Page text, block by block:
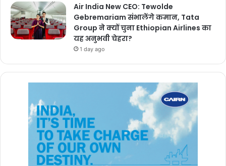
Air India New CEO: Tewolde
Gebremariam संभालेंगे कमान, Tata
Group ने क्यों चुना Ethiopian Airlines का
यह अनुभवी चेहरा?
1 day ago